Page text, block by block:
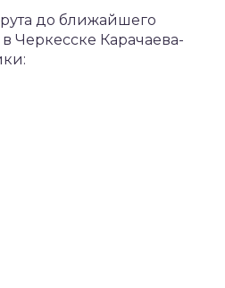
до ближайшего
Черкесске Карачаева-